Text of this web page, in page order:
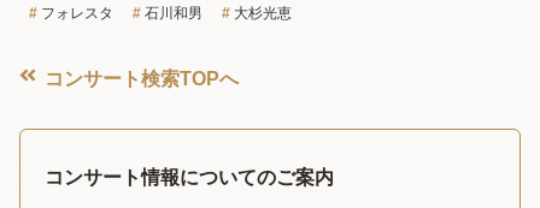
フォレスタ 石川和男 大杉光恵
コンサート検索TOPへ
コンサート情報についてのご案内